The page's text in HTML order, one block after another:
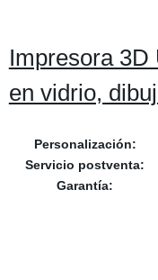
Impresora 3D
en vidrio,
Personalización:
Servicio postventa:
Garantía: